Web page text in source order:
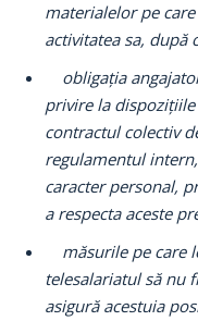
materialelor pe
activitatea sa, după
obligația
privire la
contractul colectiv
regulamentul
caracter personal,
a respecta aceste
măsurile pe care
telesalariatul să nu
asigură acestuia